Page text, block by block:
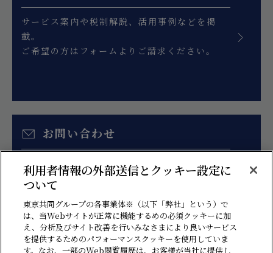
サービス案内や税制解説、活用事例などを掲
載。
ご希望の方はフォームよりご請求ください。
お問い合わせ
お見積り、各種ご相談はこちらのフォームより
お問い合わせください。
利用者情報の外部送信とクッキー設定に
ついて
東京共同グループの各事業体※（以下「弊社」という）で
は、当Webサイトが正常に機能するめの必須クッキーに加
え、分析及びサイト改善を行いみなさまにより良いサービス
を提供するためのパフォーマンスクッキーを使用していま
す。なお、一部のWeb閲覧履歴は、お客様が当社に提供し